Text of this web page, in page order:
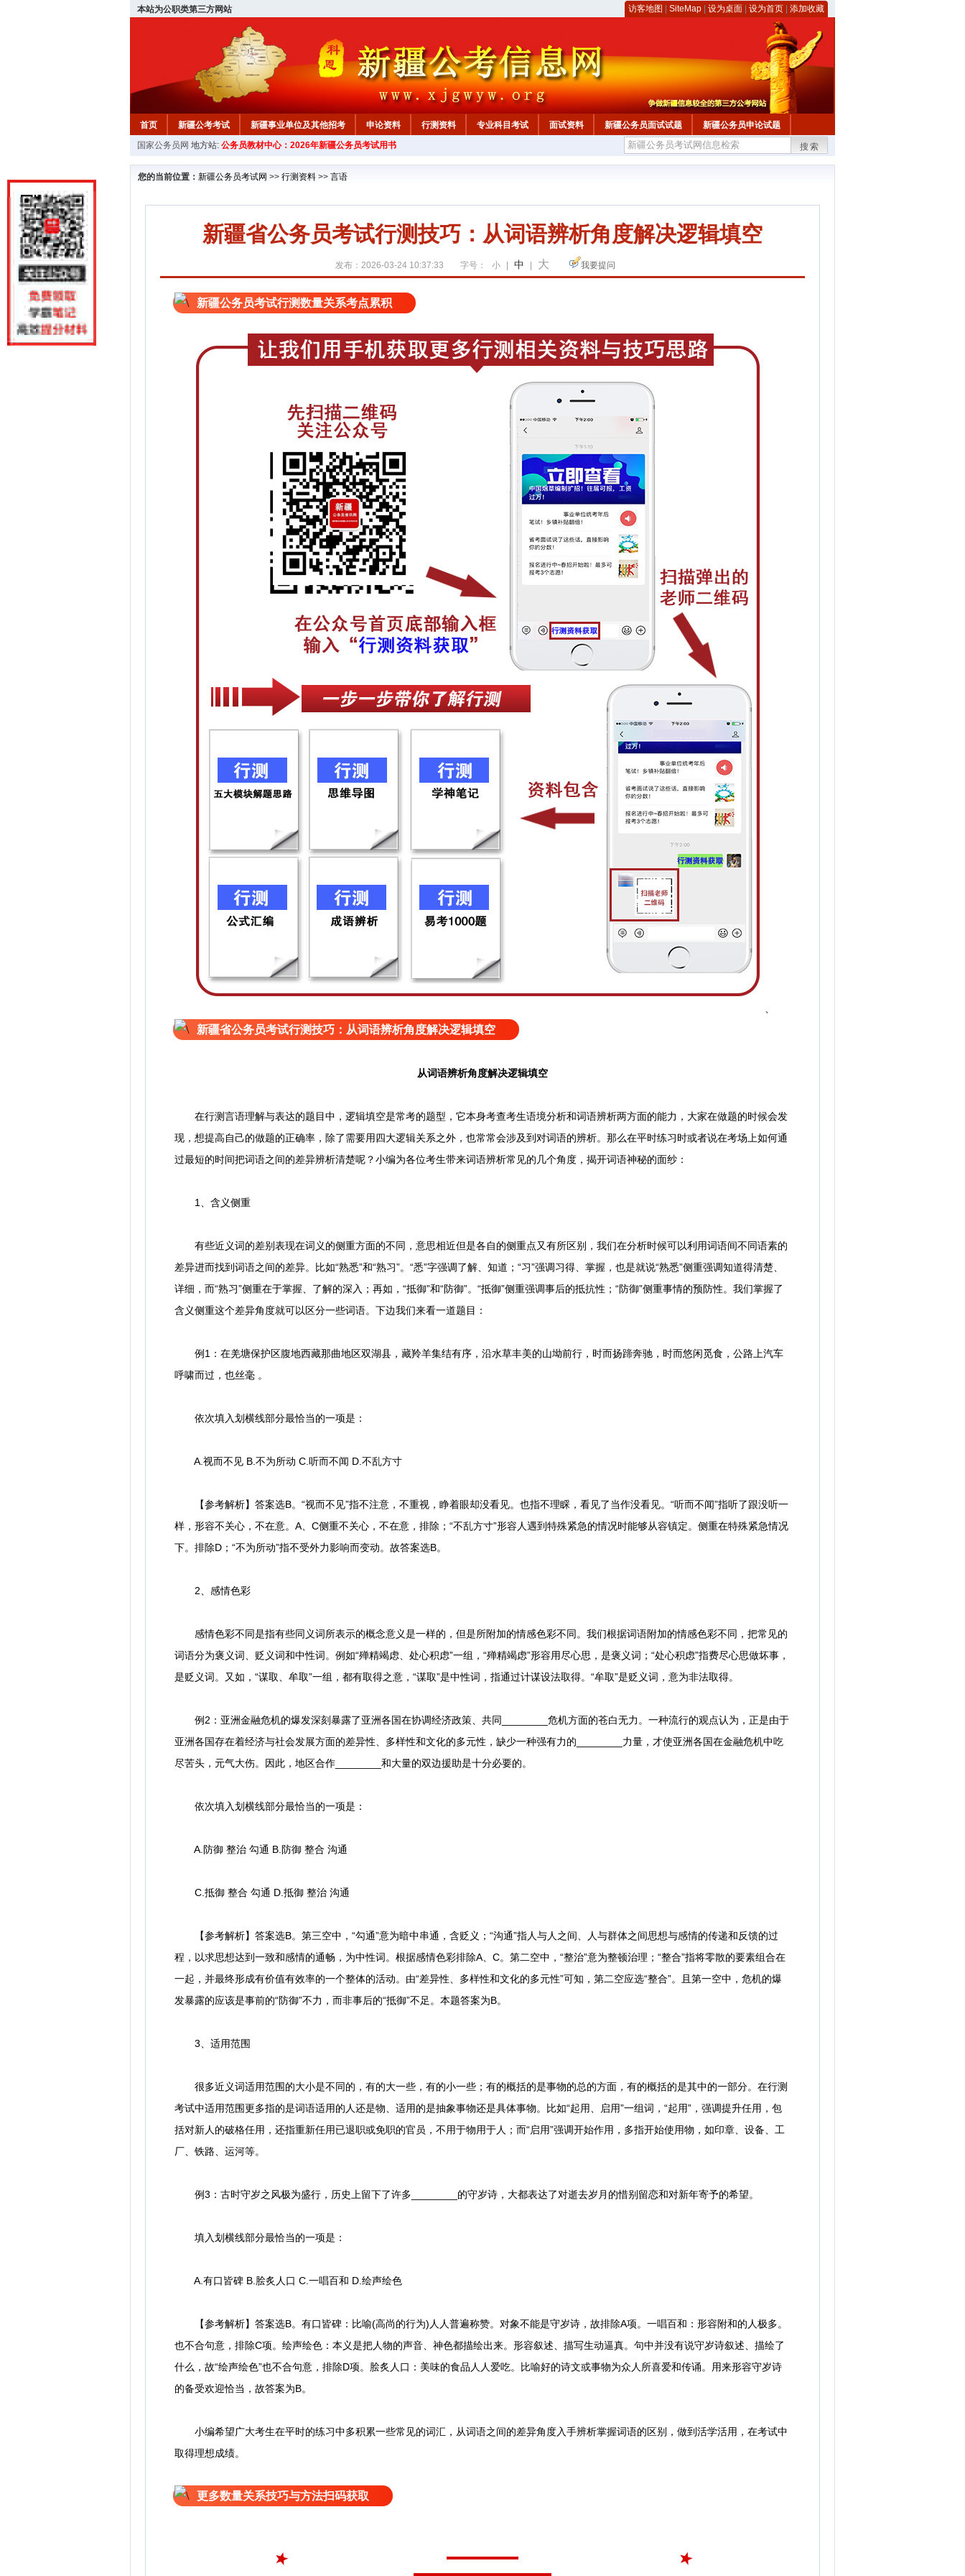
本站为公职类第三方网站 访客地图 SiteMap 设为桌面 设为首页 添加收藏
首页 新疆公考考试 新疆事业单位及其他招考 申论资料 行测资料 专业科目考试 面试资料 新疆公务员面试试题 新疆公务员申论试题
新疆公务员行测试题 在线咨询 教材中心
国家公务员网 地方站: 公务员教材中心：2026年新疆公务员考试用书 搜索
您的当前位置： 新疆公务员考试网 >> 行测资料 >> 言语
新疆省公务员考试行测技巧：从词语辨析角度解决逻辑填空
发布：2026-03-24 10:37:33 字号： 小 中 大 我要提问
新疆公务员考试行测数量关系考点累积
新疆省公务员考试行测技巧：从词语辨析角度解决逻辑填空
从词语辨析角度解决逻辑填空
在行测言语理解与表达的题目中，逻辑填空是常考的题型，它本身考查考生语境分析和词语辨析两方面的能力，大家在做题的时候会发
现，想提高自己的做题的正确率，除了需要用四大逻辑关系之外，也常常会涉及到对词语的辨析。那么在平时练习时或者说在考场上如何通
过最短的时间把词语之间的差异辨析清楚呢？小编为各位考生带来词语辨析常见的几个角度，揭开词语神秘的面纱：
1、含义侧重
有些近义词的差别表现在词义的侧重方面的不同，意思相近但是各自的侧重点又有所区别，我们在分析时候可以利用词语间不同语素的
差异进而找到词语之间的差异。比如“熟悉”和“熟习”。“悉”字强调了解、知道；“习”强调习得、掌握，也是就说“熟悉”侧重强调知道得清楚、
详细，而“熟习”侧重在于掌握、了解的深入；再如，“抵御”和“防御”。“抵御”侧重强调事后的抵抗性；“防御”侧重事情的预防性。我们掌握了
含义侧重这个差异角度就可以区分一些词语。下边我们来看一道题目：
例1：在羌塘保护区腹地西藏那曲地区双湖县，藏羚羊集结有序，沿水草丰美的山坳前行，时而扬蹄奔驰，时而悠闲觅食，公路上汽车
呼啸而过，也丝毫 。
依次填入划横线部分最恰当的一项是：
A.视而不见 B.不为所动 C.听而不闻 D.不乱方寸
【参考解析】答案选B。“视而不见”指不注意，不重视，睁着眼却没看见。也指不理睬，看见了当作没看见。“听而不闻”指听了跟没听一
样，形容不关心，不在意。A、C侧重不关心，不在意，排除；“不乱方寸”形容人遇到特殊紧急的情况时能够从容镇定。侧重在特殊紧急情况
下。排除D；“不为所动”指不受外力影响而变动。故答案选B。
2、感情色彩
感情色彩不同是指有些同义词所表示的概念意义是一样的，但是所附加的情感色彩不同。我们根据词语附加的情感色彩不同，把常见的
词语分为褒义词、贬义词和中性词。例如“殚精竭虑、处心积虑”一组，“殚精竭虑”形容用尽心思，是褒义词；“处心积虑”指费尽心思做坏事，
是贬义词。又如，“谋取、牟取”一组，都有取得之意，“谋取”是中性词，指通过计谋设法取得。“牟取”是贬义词，意为非法取得。
例2：亚洲金融危机的爆发深刻暴露了亚洲各国在协调经济政策、共同________危机方面的苍白无力。一种流行的观点认为，正是由于
亚洲各国存在着经济与社会发展方面的差异性、多样性和文化的多元性，缺少一种强有力的________力量，才使亚洲各国在金融危机中吃
尽苦头，元气大伤。因此，地区合作________和大量的双边援助是十分必要的。
依次填入划横线部分最恰当的一项是：
A.防御 整治 勾通 B.防御 整合 沟通
C.抵御 整合 勾通 D.抵御 整治 沟通
【参考解析】答案选B。第三空中，“勾通”意为暗中串通，含贬义；“沟通”指人与人之间、人与群体之间思想与感情的传递和反馈的过
程，以求思想达到一致和感情的通畅，为中性词。根据感情色彩排除A、C。第二空中，“整治”意为整顿治理；“整合”指将零散的要素组合在
一起，并最终形成有价值有效率的一个整体的活动。由“差异性、多样性和文化的多元性”可知，第二空应选“整合”。且第一空中，危机的爆
发暴露的应该是事前的“防御”不力，而非事后的“抵御”不足。本题答案为B。
3、适用范围
很多近义词适用范围的大小是不同的，有的大一些，有的小一些；有的概括的是事物的总的方面，有的概括的是其中的一部分。在行测
考试中适用范围更多指的是词语适用的人还是物、适用的是抽象事物还是具体事物。比如“起用、启用”一组词，“起用”，强调提升任用，包
括对新人的破格任用，还指重新任用已退职或免职的官员，不用于物用于人；而“启用”强调开始作用，多指开始使用物，如印章、设备、工
厂、铁路、运河等。
例3：古时守岁之风极为盛行，历史上留下了许多________的守岁诗，大都表达了对逝去岁月的惜别留恋和对新年寄予的希望。
填入划横线部分最恰当的一项是：
A.有口皆碑 B.脍炙人口 C.一唱百和 D.绘声绘色
【参考解析】答案选B。有口皆碑：比喻(高尚的行为)人人普遍称赞。对象不能是守岁诗，故排除A项。一唱百和：形容附和的人极多。
也不合句意，排除C项。绘声绘色：本义是把人物的声音、神色都描绘出来。形容叙述、描写生动逼真。句中并没有说守岁诗叙述、描绘了
什么，故“绘声绘色”也不合句意，排除D项。脍炙人口：美味的食品人人爱吃。比喻好的诗文或事物为众人所喜爱和传诵。用来形容守岁诗
的备受欢迎恰当，故答案为B。
小编希望广大考生在平时的练习中多积累一些常见的词汇，从词语之间的差异角度入手辨析掌握词语的区别，做到活学活用，在考试中
取得理想成绩。
更多数量关系技巧与方法扫码获取